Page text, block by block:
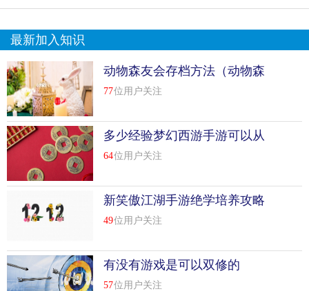
最新加入知识
动物森友会存档方法（动物森
友会如何保存游戏）
77位用户关注
多少经验梦幻西游手游可以从
69升到80（梦幻西游手游从69
64位用户关注
新笑傲江湖手游绝学培养攻略
（新笑傲江湖手游绝学怎样升
49位用户关注
有没有游戏是可以双修的
57位用户关注